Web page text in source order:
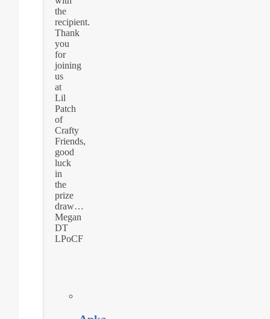
the
recipient.
Thank
you
for
joining
us
at
Lil
Patch
of
Crafty
Friends,
good
luck
in
the
prize
draw…
Megan
DT
LPoCF